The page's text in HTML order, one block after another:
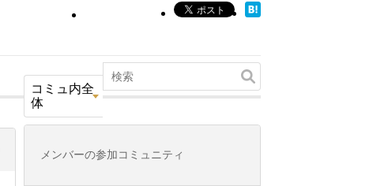
コミュ内全
体
メンバーの参加コミュニティ